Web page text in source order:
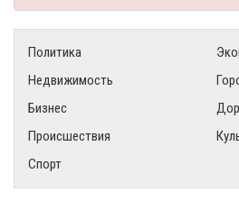
Политика
Недвижимость
Бизнес
Происшествия
Спорт